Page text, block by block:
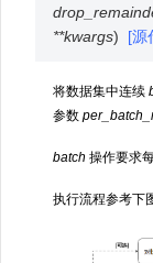
**kwargs) [源
将数据集中连续
参数
batch 操作要求
执行流程参考下